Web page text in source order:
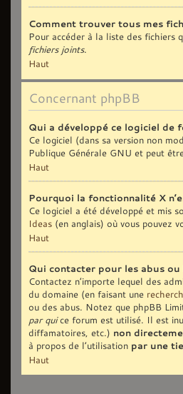
Comment trouver tous mes
Pour accéder à la liste des fichiers
fichiers joints.
Haut
Concernant phpBB
Qui a développé ce logiciel de
Ce logiciel (dans sa version non
Publique Générale GNU et peut
Haut
Pourquoi la fonctionnalité X
Ce logiciel a été développé et mis
Ideas (en anglais) où vous pouvez
Haut
Qui contacter pour les abus
Contactez n’importe lequel des
du domaine (en faisant une
ou des abus. Notez que phpBB
par quice forum est utilisé. Il est
diffamatoires, etc.) non
à propos de l’utilisation par une
Haut